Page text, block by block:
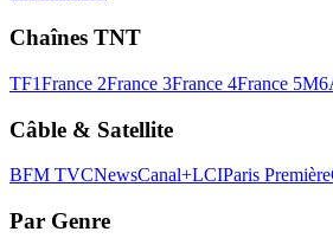
Chaînes TNT
TF1France 2France 3France 4France 5M6
Câble & Satellite
BFM TVCNewsCanal+LCIParis Première
Par Genre